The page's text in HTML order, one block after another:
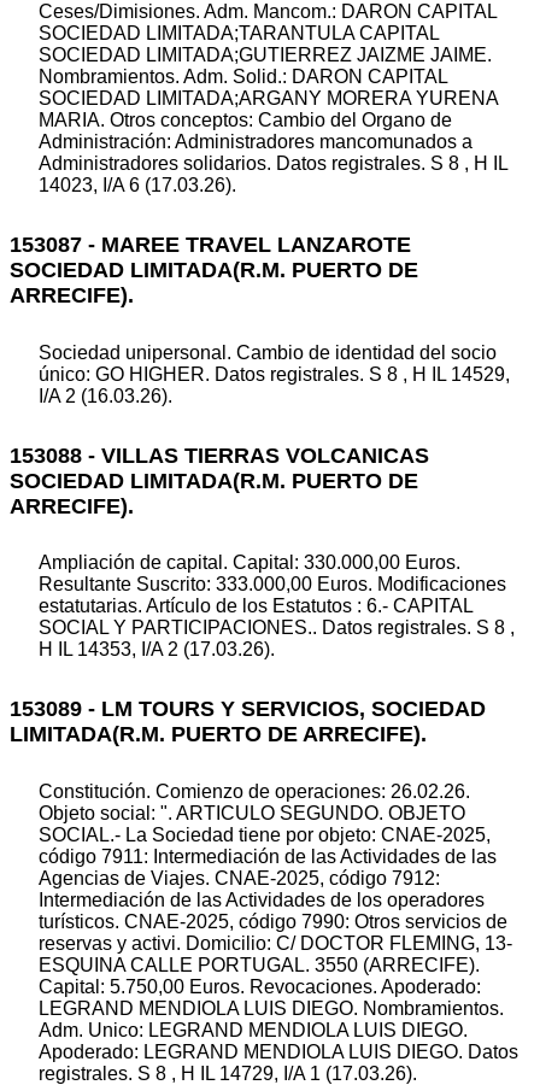
Ceses/Dimisiones. Adm. Mancom.: DARON CAPITAL
SOCIEDAD LIMITADA;TARANTULA CAPITAL
SOCIEDAD LIMITADA;GUTIERREZ JAIZME JAIME.
Nombramientos. Adm. Solid.: DARON CAPITAL
SOCIEDAD LIMITADA;ARGANY MORERA YURENA
MARIA. Otros conceptos: Cambio del Organo de
Administración: Administradores mancomunados a
Administradores solidarios. Datos registrales. S 8 , H IL
14023, I/A 6 (17.03.26).
153087 - MAREE TRAVEL LANZAROTE
SOCIEDAD LIMITADA(R.M. PUERTO DE
ARRECIFE).
Sociedad unipersonal. Cambio de identidad del socio
único: GO HIGHER. Datos registrales. S 8 , H IL 14529,
I/A 2 (16.03.26).
153088 - VILLAS TIERRAS VOLCANICAS
SOCIEDAD LIMITADA(R.M. PUERTO DE
ARRECIFE).
Ampliación de capital. Capital: 330.000,00 Euros.
Resultante Suscrito: 333.000,00 Euros. Modificaciones
estatutarias. Artículo de los Estatutos : 6.- CAPITAL
SOCIAL Y PARTICIPACIONES.. Datos registrales. S 8 ,
H IL 14353, I/A 2 (17.03.26).
153089 - LM TOURS Y SERVICIOS, SOCIEDAD
LIMITADA(R.M. PUERTO DE ARRECIFE).
Constitución. Comienzo de operaciones: 26.02.26.
Objeto social: ". ARTICULO SEGUNDO. OBJETO
SOCIAL.- La Sociedad tiene por objeto: CNAE-2025,
código 7911: Intermediación de las Actividades de las
Agencias de Viajes. CNAE-2025, código 7912:
Intermediación de las Actividades de los operadores
turísticos. CNAE-2025, código 7990: Otros servicios de
reservas y activi. Domicilio: C/ DOCTOR FLEMING, 13-
ESQUINA CALLE PORTUGAL. 3550 (ARRECIFE).
Capital: 5.750,00 Euros. Revocaciones. Apoderado:
LEGRAND MENDIOLA LUIS DIEGO. Nombramientos.
Adm. Unico: LEGRAND MENDIOLA LUIS DIEGO.
Apoderado: LEGRAND MENDIOLA LUIS DIEGO. Datos
registrales. S 8 , H IL 14729, I/A 1 (17.03.26).